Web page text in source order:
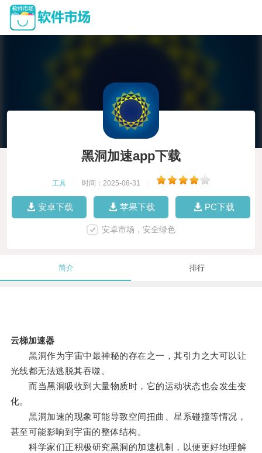
黑洞加速app下载
工具 时间：2025-08-31
安卓下载 苹果下载 PC下载
安卓市场，安全绿色
简介 排行
云梯加速器
黑洞作为宇宙中最神秘的存在之一，其引力之大可以让
光线都无法逃脱其吞噬。
而当黑洞吸收到大量物质时，它的运动状态也会发生变
化。
黑洞加速的现象可能导致空间扭曲、星系碰撞等情况，
甚至可能影响到宇宙的整体结构。
科学家们正积极研究黑洞的加速机制，以便更好地理解